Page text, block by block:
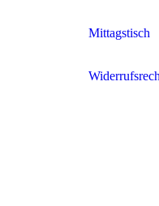
Mittagstisch